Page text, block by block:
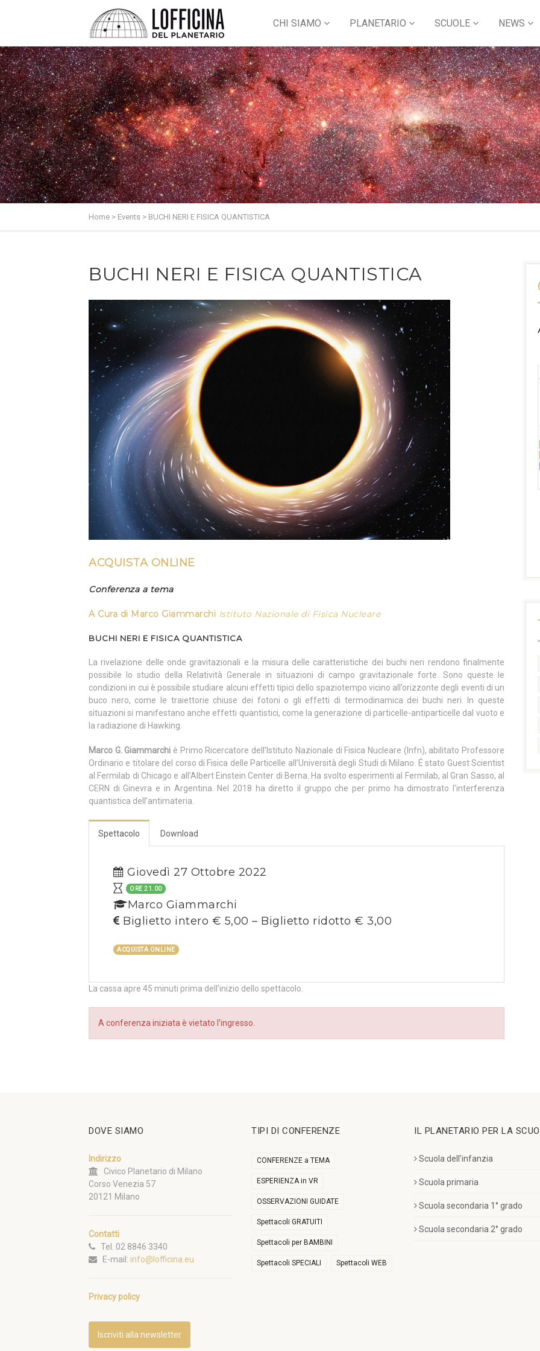
CHI SIAMO PLANETARIO SCUOLE NEWS
Home > Events > BUCHI NERI E FISICA QUANTISTICA
BUCHI NERI E FISICA QUANTISTICA
ACQUISTA ONLINE
Conferenza a tema
A Cura di Marco Giammarchi Istituto Nazionale di Fisica Nucleare
BUCHI NERI E FISICA QUANTISTICA
La rivelazione delle onde gravitazionali e la misura delle caratteristiche dei buchi neri rendono finalmente
possibile lo studio della Relatività Generale in situazioni di campo gravitazionale forte. Sono queste le
condizioni in cui è possibile studiare alcuni effetti tipici dello spaziotempo vicino all’orizzonte degli eventi di un
buco nero, come le traiettorie chiuse dei fotoni o gli effetti di termodinamica dei buchi neri. In queste
situazioni si manifestano anche effetti quantistici, come la generazione di particelle-antiparticelle dal vuoto e
la radiazione di Hawking.
Marco G. Giammarchi è Primo Ricercatore dell’Istituto Nazionale di Fisica Nucleare (Infn), abilitato Professore
Ordinario e titolare del corso di Fisica delle Particelle all’Università degli Studi di Milano. É stato Guest Scientist
al Fermilab di Chicago e all’Albert Einstein Center di Berna. Ha svolto esperimenti al Fermilab, al Gran Sasso, al
CERN di Ginevra e in Argentina. Nel 2018 ha diretto il gruppo che per primo ha dimostrato l’interferenza
quantistica dell’antimateria.
Spettacolo Download
Giovedì 27 Ottobre 2022
ORE 21.00
Marco Giammarchi
Biglietto intero € 5,00 – Biglietto ridotto € 3,00
ACQUISTA ONLINE
La cassa apre 45 minuti prima dell’inizio dello spettacolo.
A conferenza iniziata è vietato l’ingresso.
DOVE SIAMO
Indirizzo
Civico Planetario di Milano
Corso Venezia 57
20121 Milano
Contatti
Tel. 02 8846 3340
E-mail: info@lofficina.eu
Privacy policy
Iscriviti alla newsletter
TIPI DI CONFERENZE
CONFERENZE a TEMA
ESPERIENZA in VR
OSSERVAZIONI GUIDATE
Spettacoli GRATUITI
Spettacoli per BAMBINI
Spettacoli SPECIALI Spettacoli WEB
IL PLANETARIO PER LA
Scuola dell’infanzia
Scuola primaria
Scuola secondaria 1° grado
Scuola secondaria 2° grado